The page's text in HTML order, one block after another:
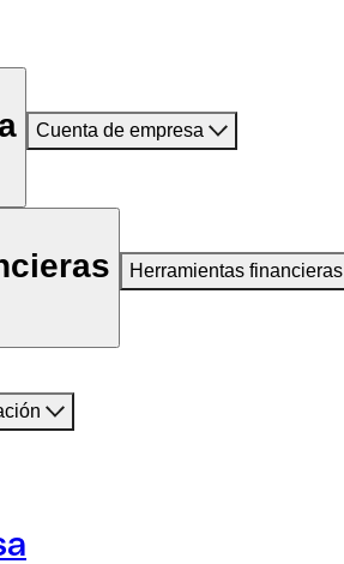
Cuenta de empresa
Herramientas financieras